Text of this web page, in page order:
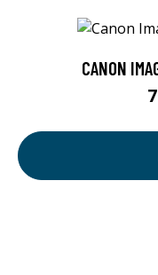
CANON